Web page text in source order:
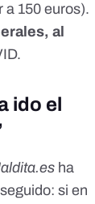
a 150 euros).
al
ido el
ha
si en